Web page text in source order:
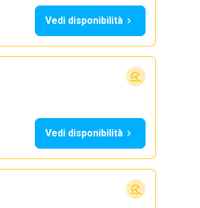
Vedi disponibilità
Vedi disponibilità